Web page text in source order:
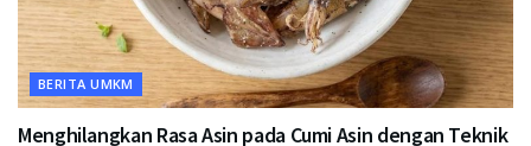
BERITA UMKM
Menghilangkan Rasa Asin pada Cumi Asin dengan Teknik